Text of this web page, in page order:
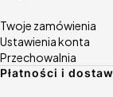
Twoje zamówienia
Ustawienia konta
Przechowalnia
Płatności i